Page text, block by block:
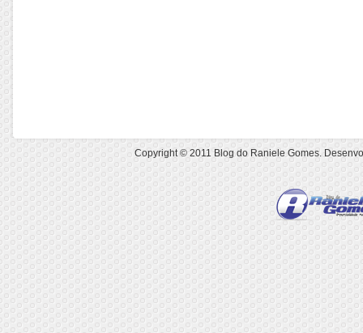
Copyright © 2011Blog do Raniele Gomes.